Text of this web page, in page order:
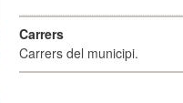
Carrers
Carrers del municipi.